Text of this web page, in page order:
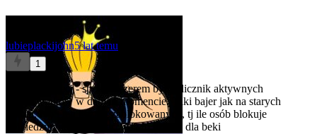
lubieplackijohn5 lat temu
1
Tak za pamięci - spoko ficzerem byłby licznik aktywnych
użytkowników w danym momencie. Taki bajer jak na starych
forach. No i ten licznik zablokowanych, tj ile osób blokuje
powiedzmy taki
. Ale to już tak dla beki